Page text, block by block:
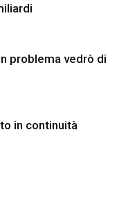
problema vedrò di
in continuità